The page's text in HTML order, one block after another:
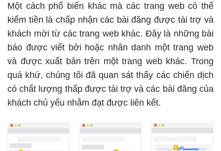
Một cách phổ biến khác mà các trang web có thể
kiếm tiền là chấp nhận các bài đăng được tài trợ và
khách mời từ các trang web khác. Đây là những bài
báo được viết bởi hoặc nhân danh một trang web
và được xuất bản trên một trang web khác. Trong
quá khứ, chúng tôi đã quan sát thấy các chiến dịch
có chất lượng thấp được tài trợ và các bài đăng của
khách chủ yếu nhằm đạt được liên kết.